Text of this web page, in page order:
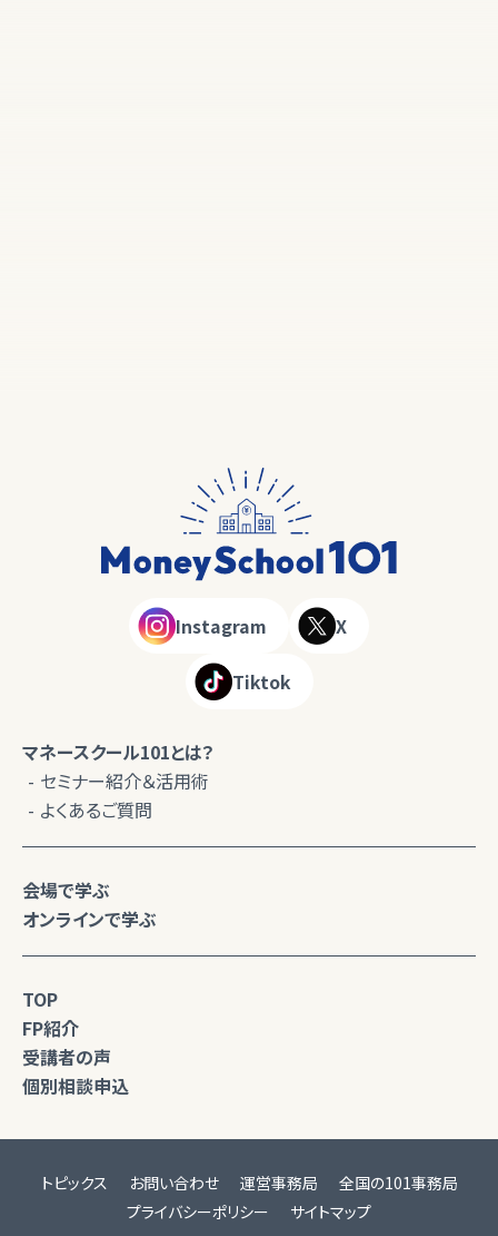
Instagram X
Tiktok
マネースクール101とは？
セミナー紹介＆活用術
よくあるご質問
会場で学ぶ
オンラインで学ぶ
TOP
FP紹介
受講者の声
個別相談申込
トピックス お問い合わせ 運営事務局
全国の101事務局
プライバシーポリシー
サイトマップ